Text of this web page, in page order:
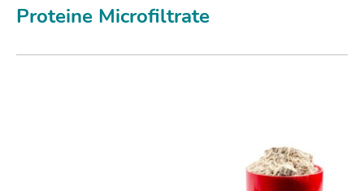
Proteine Microfiltrate